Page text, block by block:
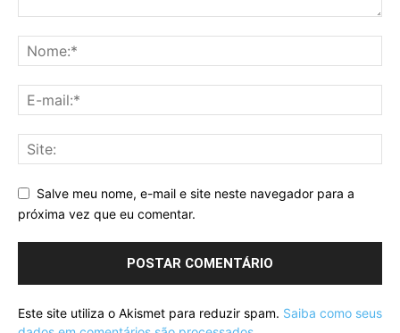
Salve meu nome, e-mail e site neste navegador para a
próxima vez que eu comentar.
Este site utiliza o Akismet para reduzir spam. Saiba como seus